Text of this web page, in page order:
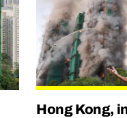
Hong Kong,